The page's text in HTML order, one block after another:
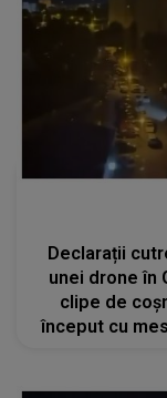
Declarații
unei drone în
clipe de
început cu